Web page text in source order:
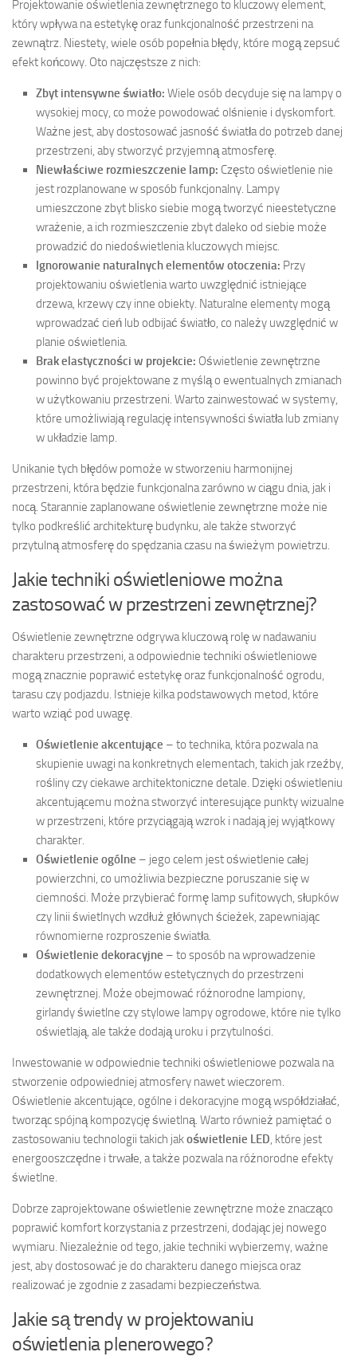
Projektowanie oświetlenia zewnętrznego to kluczowy element,
który wpływa na estetykę oraz funkcjonalność przestrzeni na
zewnątrz. Niestety, wiele osób popełnia błędy, które mogą zepsuć
efekt końcowy. Oto najczęstsze z nich:
Zbyt intensywne światło: Wiele osób decyduje się na lampy o
wysokiej mocy, co może powodować olśnienie i dyskomfort.
Ważne jest, aby dostosować jasność światła do potrzeb danej
przestrzeni, aby stworzyć przyjemną atmosferę.
Niewłaściwe rozmieszczenie lamp: Często oświetlenie nie
jest rozplanowane w sposób funkcjonalny. Lampy
umieszczone zbyt blisko siebie mogą tworzyć nieestetyczne
wrażenie, a ich rozmieszczenie zbyt daleko od siebie może
prowadzić do niedoświetlenia kluczowych miejsc.
Ignorowanie naturalnych elementów otoczenia: Przy
projektowaniu oświetlenia warto uwzględnić istniejące
drzewa, krzewy czy inne obiekty. Naturalne elementy mogą
wprowadzać cień lub odbijać światło, co należy uwzględnić w
planie oświetlenia.
Brak elastyczności w projekcie: Oświetlenie zewnętrzne
powinno być projektowane z myślą o ewentualnych zmianach
w użytkowaniu przestrzeni. Warto zainwestować w systemy,
które umożliwiają regulację intensywności światła lub zmiany
w układzie lamp.
Unikanie tych błędów pomoże w stworzeniu harmonijnej
przestrzeni, która będzie funkcjonalna zarówno w ciągu dnia, jak i
nocą. Starannie zaplanowane oświetlenie zewnętrzne może nie
tylko podkreślić architekturę budynku, ale także stworzyć
przytulną atmosferę do spędzania czasu na świeżym powietrzu.
Jakie techniki oświetleniowe można
zastosować w przestrzeni zewnętrznej?
Oświetlenie zewnętrzne odgrywa kluczową rolę w nadawaniu
charakteru przestrzeni, a odpowiednie techniki oświetleniowe
mogą znacznie poprawić estetykę oraz funkcjonalność ogrodu,
tarasu czy podjazdu. Istnieje kilka podstawowych metod, które
warto wziąć pod uwagę.
Oświetlenie akcentujące – to technika, która pozwala na
skupienie uwagi na konkretnych elementach, takich jak rzeźby,
rośliny czy ciekawe architektoniczne detale. Dzięki oświetleniu
akcentującemu można stworzyć interesujące punkty wizualne
w przestrzeni, które przyciągają wzrok i nadają jej wyjątkowy
charakter.
Oświetlenie ogólne – jego celem jest oświetlenie całej
powierzchni, co umożliwia bezpieczne poruszanie się w
ciemności. Może przybierać formę lamp sufitowych, słupków
czy linii świetlnych wzdłuż głównych ścieżek, zapewniając
równomierne rozproszenie światła.
Oświetlenie dekoracyjne – to sposób na wprowadzenie
dodatkowych elementów estetycznych do przestrzeni
zewnętrznej. Może obejmować różnorodne lampiony,
girlandy świetlne czy stylowe lampy ogrodowe, które nie tylko
oświetlają, ale także dodają uroku i przytulności.
Inwestowanie w odpowiednie techniki oświetleniowe pozwala na
stworzenie odpowiedniej atmosfery nawet wieczorem.
Oświetlenie akcentujące, ogólne i dekoracyjne mogą współdziałać,
tworząc spójną kompozycję świetlną. Warto również pamiętać o
zastosowaniu technologii takich jakoświetlenie LED, które jest
energooszczędne i trwałe, a także pozwala na różnorodne efekty
świetlne.
Dobrze zaprojektowane oświetlenie zewnętrzne może znacząco
poprawić komfort korzystania z przestrzeni, dodając jej nowego
wymiaru. Niezależnie od tego, jakie techniki wybierzemy, ważne
jest, aby dostosować je do charakteru danego miejsca oraz
realizować je zgodnie z zasadami bezpieczeństwa.
Jakie są trendy w projektowaniu
oświetlenia plenerowego?